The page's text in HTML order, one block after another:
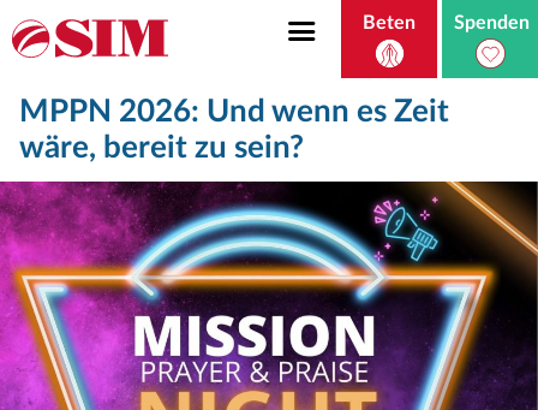
Beten Spenden
MPPN 2026: Und wenn es Zeit
wäre, bereit zu sein?